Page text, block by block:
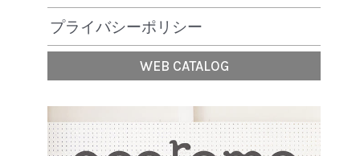
プライバシーポリシー
WEB CATALOG